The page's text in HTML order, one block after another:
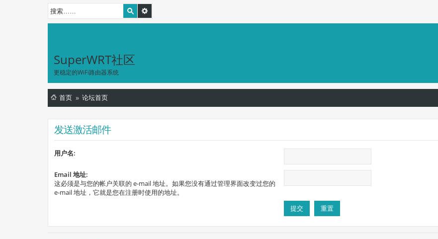
SuperWRT社区
更稳定的WiFi路由器系统
首页 论坛首页
发送激活邮件
用户名:
Email 地址:
这必须是与您的帐户关联的 e-mail 地址。如果您没有通过管理界面改变过您的
e-mail 地址，它就是您在注册时使用的地址。